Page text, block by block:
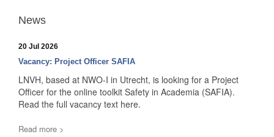
News
20 Jul 2026
Vacancy: Project Officer SAFIA
LNVH, based at NWO-I in Utrecht, is looking for a Project
Officer for the online toolkit Safety in Academia (SAFIA).
Read the full vacancy text here.
Read more >